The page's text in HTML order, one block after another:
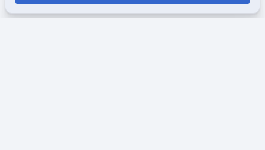
Открыть поиск
Открыть меню